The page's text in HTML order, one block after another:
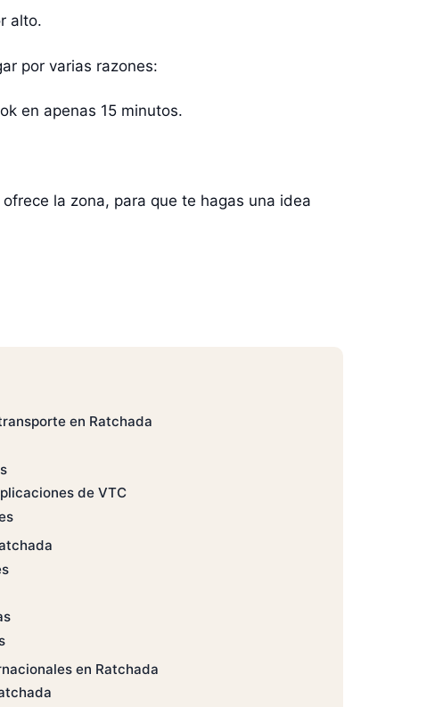
alto.
por varias razones:
en apenas 15 minutos.
la zona, para que te hagas una idea
en Ratchada
de VTC
en Ratchada